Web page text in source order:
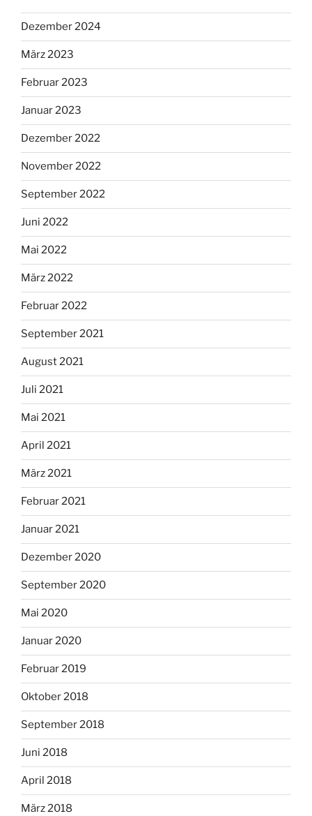
Dezember 2024
März 2023
Februar 2023
Januar 2023
Dezember 2022
November 2022
September 2022
Juni 2022
Mai 2022
März 2022
Februar 2022
September 2021
August 2021
Juli 2021
Mai 2021
April 2021
März 2021
Februar 2021
Januar 2021
Dezember 2020
September 2020
Mai 2020
Januar 2020
Februar 2019
Oktober 2018
September 2018
Juni 2018
April 2018
März 2018